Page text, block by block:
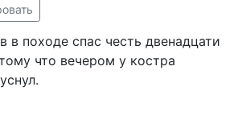
в походе спас честь двенадцати
что вечером у костра